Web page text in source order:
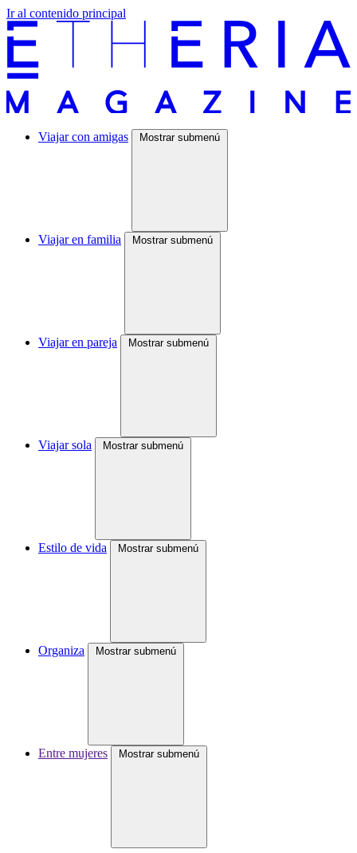
Ir al contenido principal
Viajar con amigas Mostrar submenú
Viajar en familia Mostrar submenú
Viajar en pareja Mostrar submenú
Viajar sola Mostrar submenú
Estilo de vida Mostrar submenú
Organiza Mostrar submenú
Entre mujeres Mostrar submenú